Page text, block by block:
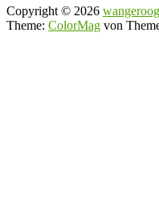
Copyright © 2026
Theme: ColorMag von